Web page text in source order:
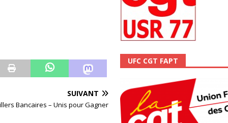
SUIVANT
Bancaires – Unis pour Gagner
UFC CGT FAPT